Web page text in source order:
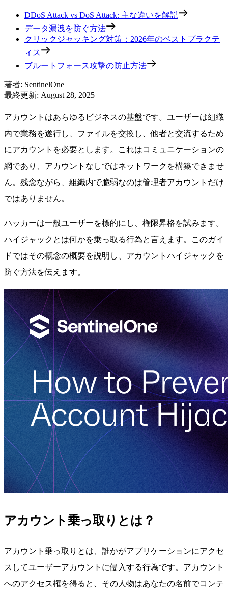
DDoS Attack vs DoS Attack: 主な違いを解説
データ漏洩を防ぐ方法
クリックジャッキング対策：2026年のベストプラクテ
ィス
ブルートフォース攻撃の防止方法
著者: SentinelOne
最終更新: August 28, 2025
アカウントはあらゆるビジネスの基盤です。ユーザーは組織
内で業務を遂行し、ファイルを交換し、他者と交流するため
にアカウントを必要とします。これはコミュニケーションの
網であり、アカウントなしではネットワークを構築できませ
ん。残念ながら、組織内で脆弱なのは管理者アカウントだけ
ではありません。
ハッカーは一般ユーザーを標的にし、権限昇格を試みます。
ハイジャックとは何かを乗っ取る行為と言えます。このガイ
ドではその概念の概要を説明し、アカウントハイジャックを
防ぐ方法を伝えます。
アカウント乗っ取りとは？
アカウント乗っ取りとは、誰かがアプリケーションにアクセ
スしてユーザーアカウントに侵入する行為です。アカウント
へのアクセス権を得ると、その人物はあなたの名前でコンテ